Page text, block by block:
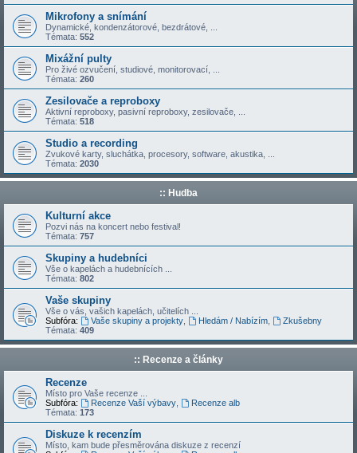
Mikrofony a snímání
Dynamické, kondenzátorové, bezdrátové, ...
Témata: 552
Mixážní pulty
Pro živé ozvučení, studiové, monitorovací, ...
Témata: 260
Zesilovače a reproboxy
Aktivní reproboxy, pasivní reproboxy, zesilovače, ...
Témata: 518
Studio a recording
Zvukové karty, sluchátka, procesory, software, akustika, ...
Témata: 2030
:: Hudba
Kulturní akce
Pozvi nás na koncert nebo festival!
Témata: 757
Skupiny a hudebníci
Vše o kapelách a hudebnících ...
Témata: 802
Vaše skupiny
Vše o vás, vašich kapelách, učitelích ...
Subfóra:
Vaše skupiny a projekty, Hledám / Nabízím,
Zkušebny
Témata: 409
:: Recenze a články
Recenze
Místo pro Vaše recenze ...
Subfóra:
Recenze Vaší výbavy,
Recenze alb
Témata: 173
Diskuze k recenzím
Místo, kam bude přesměrována diskuze z recenzí